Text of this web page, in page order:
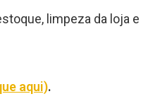
limpeza da loja e
aqui).